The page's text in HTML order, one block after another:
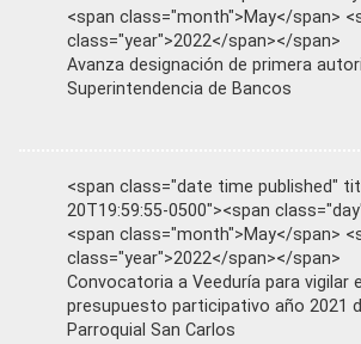
<span class="month">May</span>
class="year">2022</span></span>
Avanza designación de primera
Superintendencia de Bancos
<span class="date time published"
20T19:59:55-0500"><span
<span class="month">May</span>
class="year">2022</span></span>
Convocatoria a Veeduría para vigilar
presupuesto participativo año 2021
Parroquial San Carlos